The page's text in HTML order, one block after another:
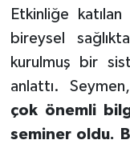
Etkinliğe
bireysel
kurulmuş bir
anlattı.
çok önemli
seminer oldu.